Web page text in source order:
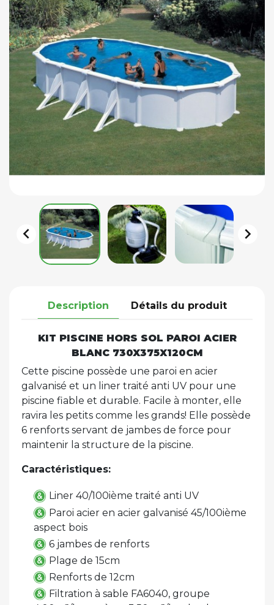
 
Description Détails du produit
KIT PISCINE HORS SOL PAROI ACIER
BLANC 730X375X120CM
Cette piscine possède une paroi en acier
galvanisé et un liner traité anti UV pour une
piscine fiable et durable. Facile à monter, elle
ravira les petits comme les grands! Elle possède
6 renforts servant de jambes de force pour
maintenir la structure de la piscine.
Caractéristiques:
Liner 40/100ième traité anti UV
Paroi acier en acier galvanisé 45/100ième
aspect bois
6 jambes de renforts
Plage de 15cm
Renforts de 12cm
Filtration à sable FA6040, groupe